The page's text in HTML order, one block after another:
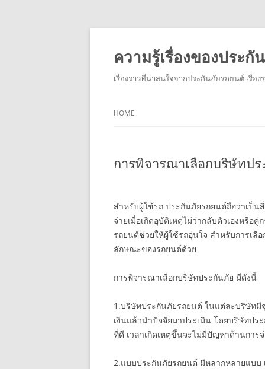
ความรู้เรื่องของประ
เรื่องราวที่น่าสนใจจากประกันภัยรถยนต์ เรื่อ
HOME
การพิจารณาเลือกบริษัทป
สำหรับผู้ใช้รถ ประกันภัยรถยนต์ถือว่าเป็น
จ่ายเมื่อเกิดอุบัติเหตุไม่ว่ากลับตัวเองหรื
รถยนต์ช่วยให้ผู้ใช้รถอุ่นใจ สำหรับการเ
ลักษณะของรถยนต์ด้วย
การพิจารณาเลือกบริษัทประกันภัย มีดังนี้
1.บริษัทประกันภัยรถยนต์ ในแต่ละบริษัทมี
เงินแล้วนำปัจจัยมาประเมิน โดยบริษัทปร
ที่ดี เวลาเกิดเหตุขึ้นจะไม่มีปัญหาด้านกา
2.แบบประกันภัยรถยนต์ มีหลากหลายแบบ